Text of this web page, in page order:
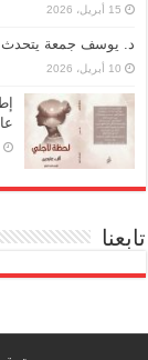
15 أبريل، 2026
د. يوسف جمعة
10 أبريل، 2026
تابعنا